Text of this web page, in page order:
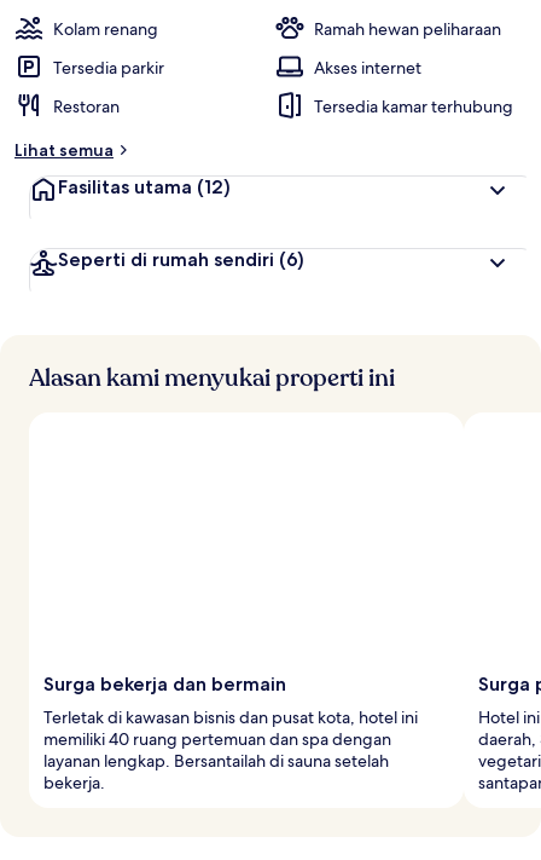
Kolam renang
Ramah hewan peliharaan
Tersedia parkir
Akses internet
Restoran
Tersedia kamar terhubung
Lihat semua
Fasilitas utama (12)
Seperti di rumah sendiri (6)
Alasan kami menyukai properti ini
Surga bekerja dan bermain
Terletak di kawasan bisnis dan pusat kota, hotel ini
memiliki 40 ruang pertemuan dan spa dengan
layanan lengkap. Bersantailah di sauna setelah
bekerja.
Surga
Hotel
daerah,